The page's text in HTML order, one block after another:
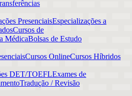
PresenciaisEspecializações a
Cursos de
MédicaBolsas de Estudo
Cursos OnlineCursos Híbridos
DET/TOEFLExames de
Tradução / Revisão